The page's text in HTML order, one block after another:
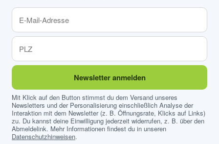
Newsletter anmelden
Mit Klick auf den Button stimmst du dem Versand unseres
Newsletters und der Personalisierung einschließlich Analyse der
Interaktion mit dem Newsletter (z. B. Öffnungsrate, Klicks auf Links)
zu. Du kannst deine Einwilligung jederzeit widerrufen, z. B. über den
Abmeldelink. Mehr Informationen findest du in unseren
Datenschutzhinweisen.